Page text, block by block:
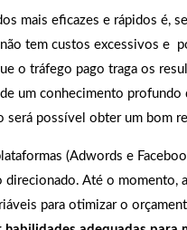
mais eficazes e rápidos é,
tem custos excessivos e
o tráfego pago traga os
um conhecimento profundo
será possível obter um bom
(Adwords e
direcionado. Até o momento,
para otimizar o